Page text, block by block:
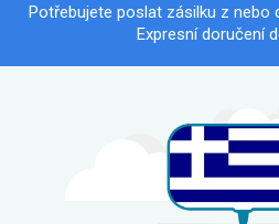
Potřebujete poslat zásilku z nebo
Expresní doručení